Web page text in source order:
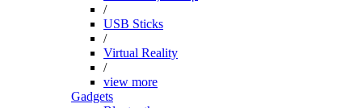
/
USB Sticks
/
Virtual Reality
/
view more
Gadgets